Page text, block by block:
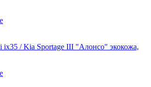
ix35 / Kia Sportage III "Алонсо" экокожа,